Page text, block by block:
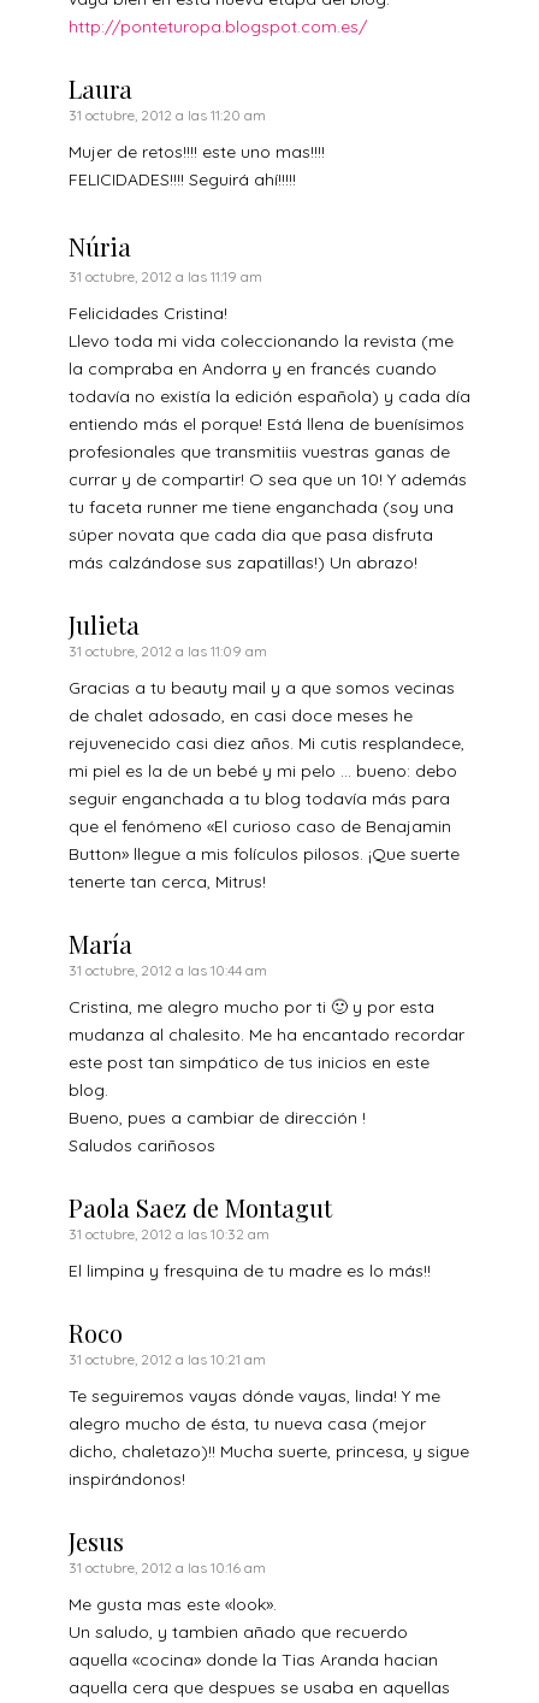
http://ponteturopa.blogspot.com.es/
Laura
31 octubre, 2012 a las 11:20 am
Mujer de retos!!!! este uno mas!!!!
FELICIDADES!!!! Seguirá ahí!!!!!
Núria
31 octubre, 2012 a las 11:19 am
Felicidades Cristina!
Llevo toda mi vida coleccionando la revista (me
la compraba en Andorra y en francés cuando
todavía no existía la edición española) y cada día
entiendo más el porque! Está llena de buenísimos
profesionales que transmitiis vuestras ganas de
currar y de compartir! O sea que un 10! Y además
tu faceta runner me tiene enganchada (soy una
súper novata que cada dia que pasa disfruta
más calzándose sus zapatillas!) Un abrazo!
Julieta
31 octubre, 2012 a las 11:09 am
Gracias a tu beauty mail y a que somos vecinas
de chalet adosado, en casi doce meses he
rejuvenecido casi diez años. Mi cutis resplandece,
mi piel es la de un bebé y mi pelo … bueno: debo
seguir enganchada a tu blog todavía más para
que el fenómeno «El curioso caso de Benajamin
Button» llegue a mis folículos pilosos. ¡Que suerte
tenerte tan cerca, Mitrus!
María
31 octubre, 2012 a las 10:44 am
Cristina, me alegro mucho por ti 🙂 y por esta
mudanza al chalesito. Me ha encantado recordar
este post tan simpático de tus inicios en este
blog.
Bueno, pues a cambiar de dirección !
Saludos cariñosos
Paola Saez de Montagut
31 octubre, 2012 a las 10:32 am
El limpina y fresquina de tu madre es lo más!!
Roco
31 octubre, 2012 a las 10:21 am
Te seguiremos vayas dónde vayas, linda! Y me
alegro mucho de ésta, tu nueva casa (mejor
dicho, chaletazo)!! Mucha suerte, princesa, y sigue
inspirándonos!
Jesus
31 octubre, 2012 a las 10:16 am
Me gusta mas este «look».
Un saludo, y tambien añado que recuerdo
aquella «cocina» donde la Tias Aranda hacian
aquella cera que despues se usaba en aquellas